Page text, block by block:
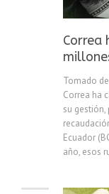
Correa
Tomado
Correa ha
su
Ecuador
año, esos